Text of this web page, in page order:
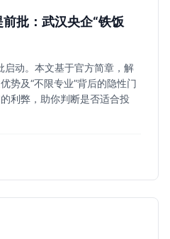
批：武汉央企“铁饭
动。本文基于官方简章，解
势及“不限专业”背后的隐性门
利弊，助你判断是否适合投